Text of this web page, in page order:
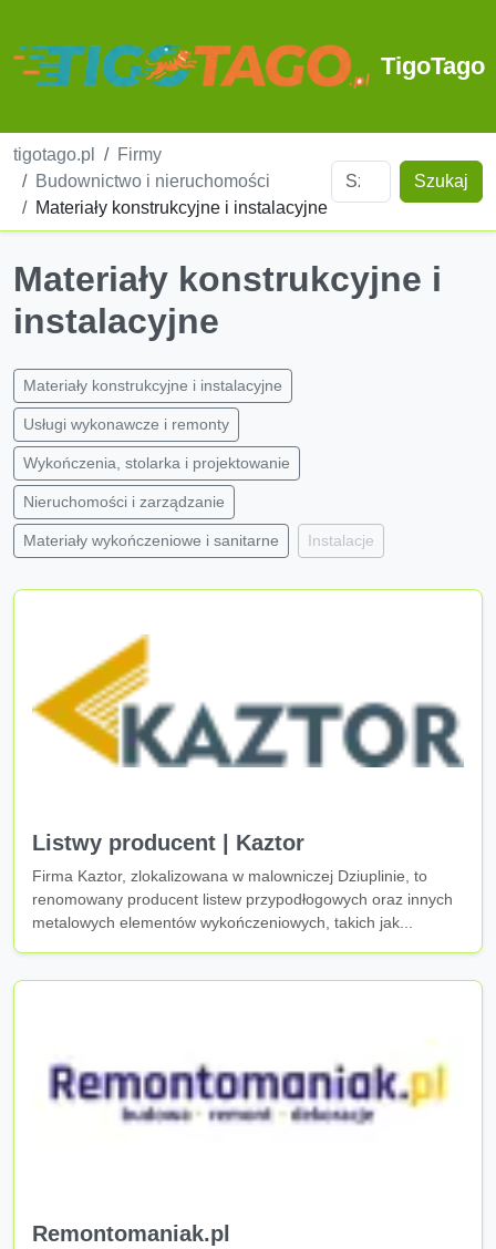
TigoTago
tigotago.pl
Firmy
Budownictwo i nieruchomości
Materiały konstrukcyjne i instalacyjne
Szukaj
Materiały konstrukcyjne i
instalacyjne
Materiały konstrukcyjne i instalacyjne
Usługi wykonawcze i remonty
Wykończenia, stolarka i projektowanie
Nieruchomości i zarządzanie
Materiały wykończeniowe i sanitarne Instalacje
Listwy producent | Kaztor
Firma Kaztor, zlokalizowana w malowniczej Dziuplinie, to
renomowany producent listew przypodłogowych oraz innych
metalowych elementów wykończeniowych, takich jak...
Remontomaniak.pl